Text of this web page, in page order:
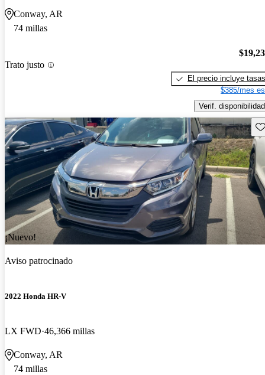
Conway, AR
74 millas
Trato justo
El precio incluye tasas
$385/mes
Verif. disponibilidad
¡Nuevo!
Aviso patrocinado
2022 Honda HR-V
LX FWD 46,366 millas
Conway, AR
74 millas